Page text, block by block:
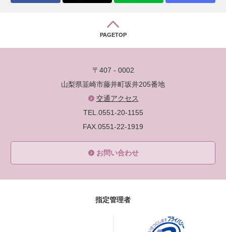
PAGETOP
〒407 - 0002
山梨県韮崎市藤井町坂井205番地
交通アクセス
TEL.0551-20-1155
FAX.0551-22-1919
お問い合わせ
指定管理者